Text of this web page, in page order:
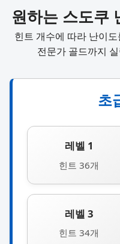
원하는 스도쿠
힌트 개수에 따라 난이
전문가 골드까지
초
레벨 1
힌트 36개
레벨 3
힌트 34개